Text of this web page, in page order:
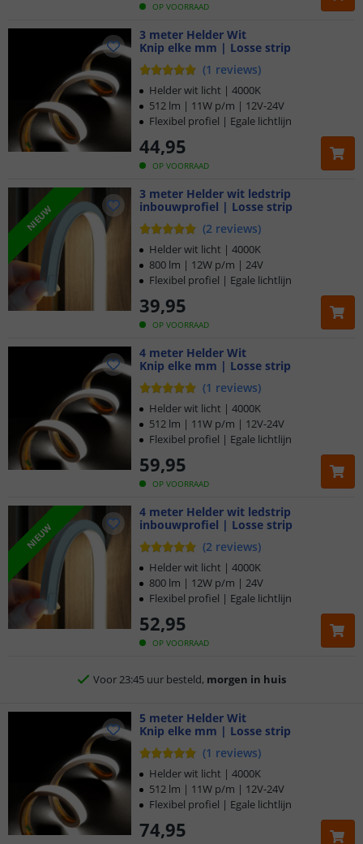
OP VOORRAAD
3 meter Helder Wit
Knip elke mm | Losse strip
(1 reviews)
OP VOORRAAD
44,95
Helder wit licht | 4000K
512 lm | 11W p/m | 12V-24V
Flexibel profiel | Egale lichtlijn
NIEUW
3 meter Helder wit ledstrip
inbouwprofiel | Losse strip
(2 reviews)
OP VOORRAAD
39,95
Helder wit licht | 4000K
800 lm | 12W p/m | 24V
Flexibel profiel | Egale lichtlijn
4 meter Helder Wit
Knip elke mm | Losse strip
(1 reviews)
OP VOORRAAD
59,95
Helder wit licht | 4000K
512 lm | 11W p/m | 12V-24V
Flexibel profiel | Egale lichtlijn
NIEUW
4 meter Helder wit ledstrip
inbouwprofiel | Losse strip
(2 reviews)
OP VOORRAAD
52,95
Helder wit licht | 4000K
800 lm | 12W p/m | 24V
Flexibel profiel | Egale lichtlijn
Klantbeoordeling 9.1
Voor 23:45 uur besteld,morgen in huis
5 jaar garantie
Gratis verzending vanaf € 20,-
Klantbeoordeling 9.1
Voor 23:45 uur besteld, morgen in huis
5 meter Helder Wit
Knip elke mm | Losse strip
(1 reviews)
74,95
Helder wit licht | 4000K
512 lm | 11W p/m | 12V-24V
Flexibel profiel | Egale lichtlijn